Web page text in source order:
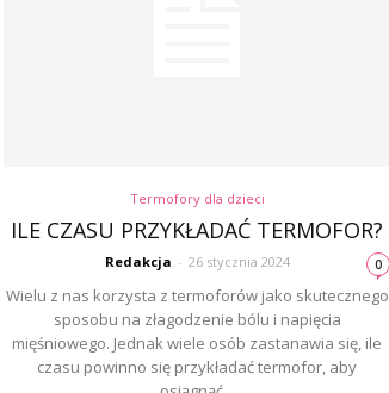
Termofory dla dzieci
ILE CZASU PRZYKŁADAĆ TERMOFOR?
Redakcja - 26 stycznia 2024 0
Wielu z nas korzysta z termoforów jako skutecznego
sposobu na złagodzenie bólu i napięcia
mięśniowego. Jednak wiele osób zastanawia się, ile
czasu powinno się przykładać termofor, aby